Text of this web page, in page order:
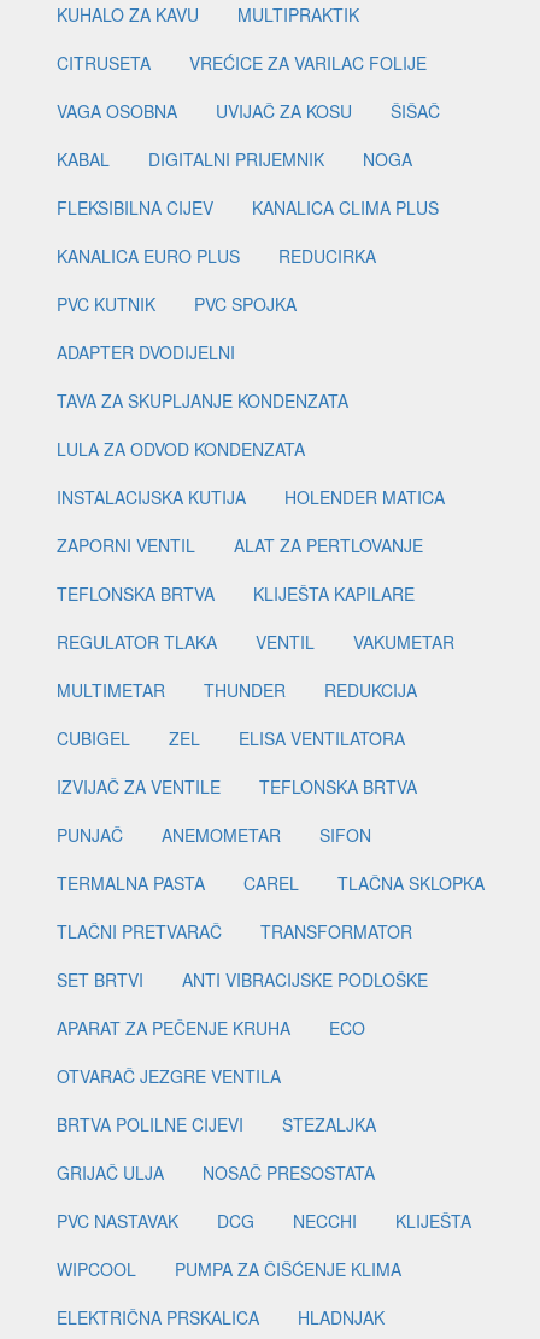
KUHALO ZA KAVU
MULTIPRAKTIK
CITRUSETA
VREĆICE ZA VARILAC FOLIJE
VAGA OSOBNA
UVIJAČ ZA KOSU
ŠIŠAČ
KABAL
DIGITALNI PRIJEMNIK
NOGA
FLEKSIBILNA CIJEV
KANALICA CLIMA PLUS
KANALICA EURO PLUS
REDUCIRKA
PVC KUTNIK
PVC SPOJKA
ADAPTER DVODIJELNI
TAVA ZA SKUPLJANJE KONDENZATA
LULA ZA ODVOD KONDENZATA
INSTALACIJSKA KUTIJA
HOLENDER MATICA
ZAPORNI VENTIL
ALAT ZA PERTLOVANJE
TEFLONSKA BRTVA
KLIJEŠTA KAPILARE
REGULATOR TLAKA
VENTIL
VAKUMETAR
MULTIMETAR
THUNDER
REDUKCIJA
CUBIGEL
ZEL
ELISA VENTILATORA
IZVIJAČ ZA VENTILE
TEFLONSKA BRTVA
PUNJAČ
ANEMOMETAR
SIFON
TERMALNA PASTA
CAREL
TLAČNA SKLOPKA
TLAČNI PRETVARAČ
TRANSFORMATOR
SET BRTVI
ANTI VIBRACIJSKE PODLOŠKE
APARAT ZA PEČENJE KRUHA
ECO
OTVARAČ JEZGRE VENTILA
BRTVA POLILNE CIJEVI
STEZALJKA
GRIJAČ ULJA
NOSAČ PRESOSTATA
PVC NASTAVAK
DCG NECCHI
KLIJEŠTA
WIPCOOL
PUMPA ZA ČIŠĆENJE KLIMA
ELEKTRIČNA PRSKALICA
HLADNJAK